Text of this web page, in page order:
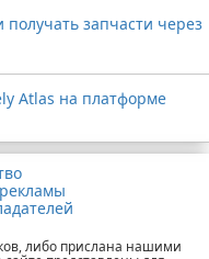
запчасти через
Atlas на платформе
либо прислана нашими